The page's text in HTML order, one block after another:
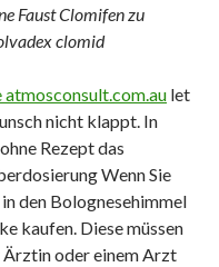
Faust Clomifen zu
clomid
atmosconsult.com.au let
nicht klappt. In
Rezept das
Wenn Sie
den Bolognesehimmel
kaufen. Diese müssen
Ärztin oder einem Arzt